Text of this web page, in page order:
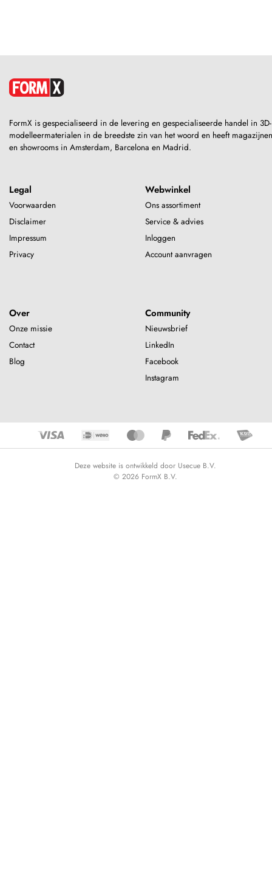
FormX is gespecialiseerd in de levering en gespecialiseerde handel in 3D-
modelleermaterialen in de breedste zin van het woord en heeft magazijnen
en showrooms in Amsterdam, Barcelona en Madrid.
Legal
Voorwaarden
Disclaimer
Impressum
Privacy
Webwinkel
Ons assortiment
Service & advies
Inloggen
Account aanvragen
Over
Onze missie
Contact
Blog
Community
Nieuwsbrief
LinkedIn
Facebook
Instagram
Deze website is ontwikkeld door Usecue B.V.
© 2026 FormX B.V.